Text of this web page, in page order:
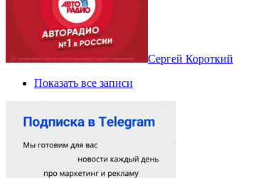
Сергей Короткий
Показать все записи